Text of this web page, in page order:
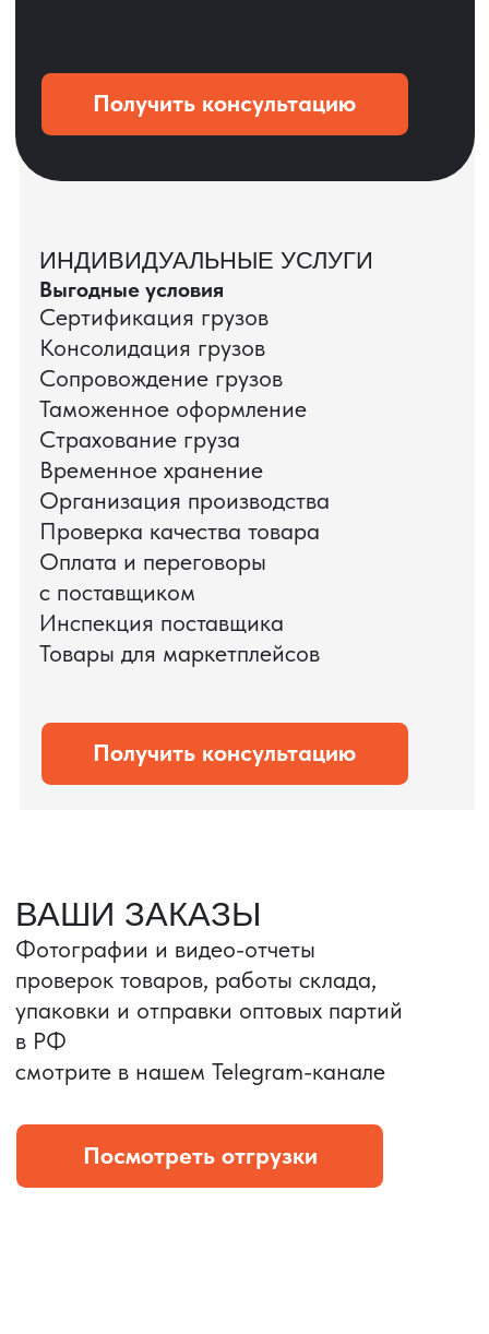
Оставить заявку
КЕЙС ПАО «РОСТЕЛЕКОМ»
ПАО «Ростелеком» доверяет нам полный
цикл международных поставок — от
поиска и проверки поставщиков до
доставки оборудования.
Мы обеспечили полный цикл работ:
проверку продукции, логистику,
таможенное оформление и контроль
сроков. В результате все товары были
доставлены точно в срок и без
дополнительных рисков.
PRO TORG — проверенный партнёр по
международной логистике для ведущих
федеральных компаний.
Портативные колонки
Колонка с шнуром
зарядным, без коробки
и ложемента (эвы).
Магнитная зарядка 3в1.
15w.
Комплект: устройство +
провод Type C.
КОНТРОЛЬ КАЧЕСТВА
Проверка по ТЗ включает: